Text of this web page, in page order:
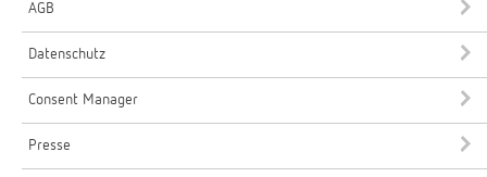
AGB
Datenschutz
Consent Manager
Presse